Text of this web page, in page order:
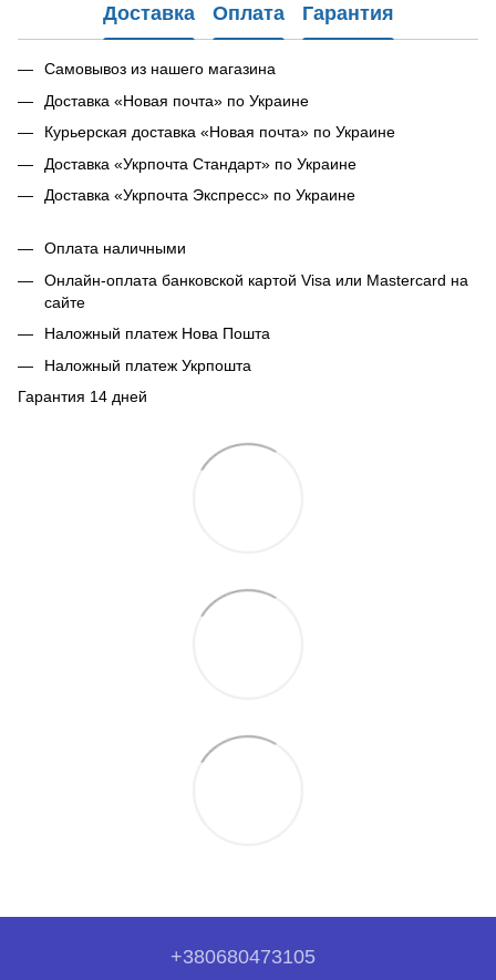
Доставка Оплата Гарантия
Самовывоз из нашего магазина
Доставка «Новая почта» по Украине
Курьерская доставка «Новая почта» по Украине
Доставка «Укрпочта Стандарт» по Украине
Доставка «Укрпочта Экспресс» по Украине
Оплата наличными
Онлайн-оплата банковской картой Visa или Mastercard на
сайте
Наложный платеж Нова Пошта
Наложный платеж Укрпошта
Гарантия 14 дней
+380680473105